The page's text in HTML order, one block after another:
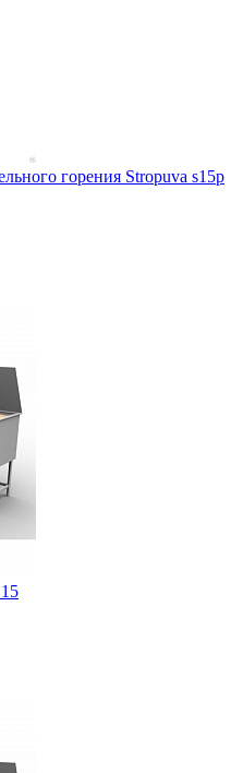
горения Stropuva s15p